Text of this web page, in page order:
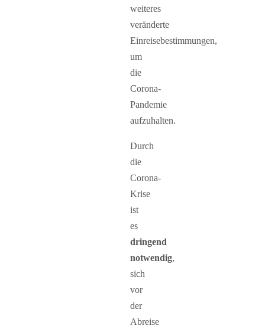
weiteres
veränderte
Einreisebestimmungen,
um
die
Corona-
Pandemie
aufzuhalten.
Durch
die
Corona-
Krise
ist
es
dringend
notwendig,
sich
vor
der
Abreise